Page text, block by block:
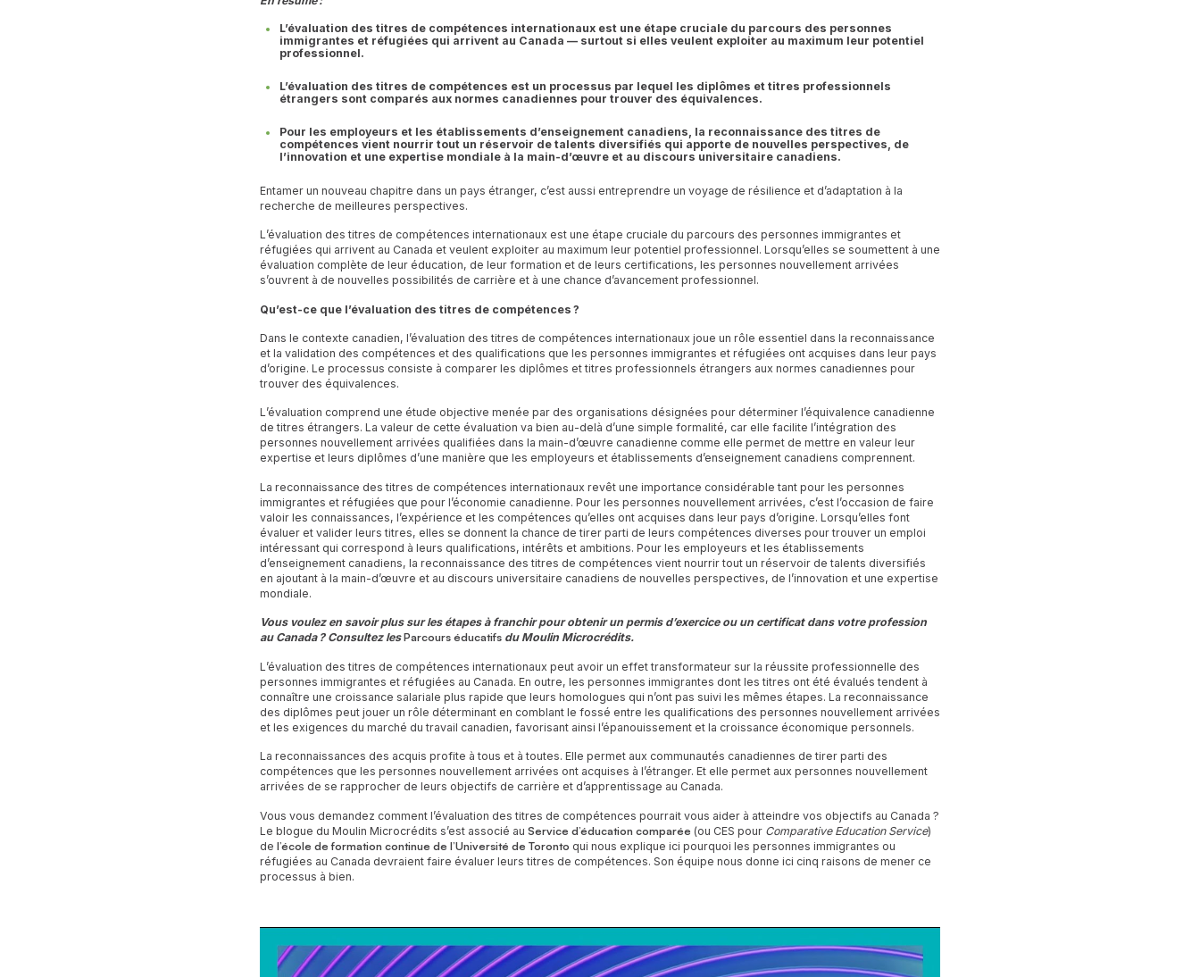
L’évaluation des titres de compétences internationaux est une étape cruciale du parcours des personnes
immigrantes et réfugiées qui arrivent au Canada — surtout si elles veulent exploiter au maximum leur potentiel
professionnel.
L’évaluation des titres de compétences est un processus par lequel les diplômes et titres professionnels
étrangers sont comparés aux normes canadiennes pour trouver des équivalences.
Pour les employeurs et les établissements d’enseignement canadiens, la reconnaissance des titres de
compétences vient nourrir tout un réservoir de talents diversifiés qui apporte de nouvelles perspectives, de
l’innovation et une expertise mondiale à la main-d’œuvre et au discours universitaire canadiens.
Entamer un nouveau chapitre dans un pays étranger, c’est aussi entreprendre un voyage de résilience et d’adaptation à la
recherche de meilleures perspectives.
L’évaluation des titres de compétences internationaux est une étape cruciale du parcours des personnes immigrantes et
réfugiées qui arrivent au Canada et veulent exploiter au maximum leur potentiel professionnel. Lorsqu’elles se soumettent à une
évaluation complète de leur éducation, de leur formation et de leurs certifications, les personnes nouvellement arrivées
s’ouvrent à de nouvelles possibilités de carrière et à une chance d’avancement professionnel.
Qu’est-ce que l’évaluation des titres de compétences ?
Dans le contexte canadien, l’évaluation des titres de compétences internationaux joue un rôle essentiel dans la reconnaissance
et la validation des compétences et des qualifications que les personnes immigrantes et réfugiées ont acquises dans leur pays
d’origine. Le processus consiste à comparer les diplômes et titres professionnels étrangers aux normes canadiennes pour
trouver des équivalences.
L’évaluation comprend une étude objective menée par des organisations désignées pour déterminer l’équivalence canadienne
de titres étrangers. La valeur de cette évaluation va bien au-delà d’une simple formalité, car elle facilite l’intégration des
personnes nouvellement arrivées qualifiées dans la main-d’œuvre canadienne comme elle permet de mettre en valeur leur
expertise et leurs diplômes d’une manière que les employeurs et établissements d’enseignement canadiens comprennent.
La reconnaissance des titres de compétences internationaux revêt une importance considérable tant pour les personnes
immigrantes et réfugiées que pour l’économie canadienne. Pour les personnes nouvellement arrivées, c’est l’occasion de faire
valoir les connaissances, l’expérience et les compétences qu’elles ont acquises dans leur pays d’origine. Lorsqu’elles font
évaluer et valider leurs titres, elles se donnent la chance de tirer parti de leurs compétences diverses pour trouver un emploi
intéressant qui correspond à leurs qualifications, intérêts et ambitions. Pour les employeurs et les établissements
d’enseignement canadiens, la reconnaissance des titres de compétences vient nourrir tout un réservoir de talents diversifiés
en ajoutant à la main-d’œuvre et au discours universitaire canadiens de nouvelles perspectives, de l’innovation et une expertise
mondiale.
Vous voulez en savoir plus sur les étapes à franchir pour obtenir un permis d’exercice ou un certificat dans votre profession
au Canada ? Consultez lesParcours éducatifs du Moulin Microcrédits.
L’évaluation des titres de compétences internationaux peut avoir un effet transformateur sur la réussite professionnelle des
personnes immigrantes et réfugiées au Canada. En outre, les personnes immigrantes dont les titres ont été évalués tendent à
connaître une croissance salariale plus rapide que leurs homologues qui n’ont pas suivi les mêmes étapes. La reconnaissance
des diplômes peut jouer un rôle déterminant en comblant le fossé entre les qualifications des personnes nouvellement arrivées
et les exigences du marché du travail canadien, favorisant ainsi l’épanouissement et la croissance économique personnels.
La reconnaissances des acquis profite à tous et à toutes. Elle permet aux communautés canadiennes de tirer parti des
compétences que les personnes nouvellement arrivées ont acquises à l’étranger. Et elle permet aux personnes nouvellement
arrivées de se rapprocher de leurs objectifs de carrière et d’apprentissage au Canada.
Vous vous demandez comment l’évaluation des titres de compétences pourrait vous aider à atteindre vos objectifs au Canada ?
Le blogue du Moulin Microcrédits s’est associé au Service d’éducation comparée (ou CES pour Comparative Education Service)
de l’école de formation continue de l’Université de Toronto qui nous explique ici pourquoi les personnes immigrantes ou
réfugiées au Canada devraient faire évaluer leurs titres de compétences. Son équipe nous donne ici cinq raisons de mener ce
processus à bien.